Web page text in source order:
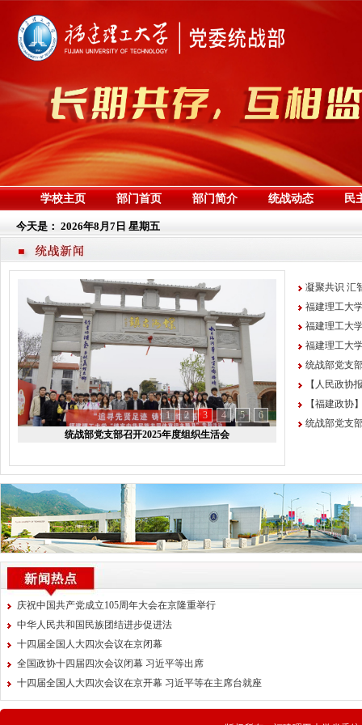
学校主页 部门首页 部门简介 统战动态 民
今天是： 2026年8月7日 星期五
1 2 3 4 5
6
统战部党支部召开2025年度组织生活会
凝聚共识 汇
福建理工大
福建理工大
福建理工大
统战部党支
【人民政协
【福建政协
统战部党支
庆祝中国共产党成立105周年大会在京隆重举行
中华人民共和国民族团结进步促进法
十四届全国人大四次会议在京闭幕
全国政协十四届四次会议闭幕 习近平等出席
十四届全国人大四次会议在京开幕 习近平等在主席台就座